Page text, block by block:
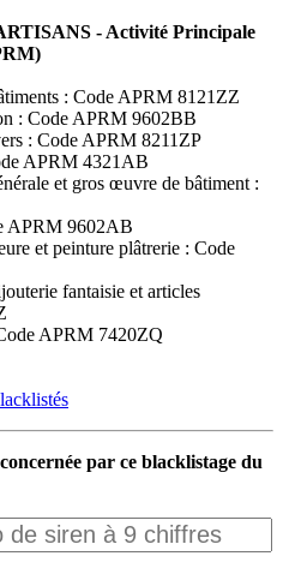
- Activité Principale
: Code APRM 8121ZZ
: Code APRM 9602BB
: Code APRM 8211ZP
APRM 4321AB
et gros œuvre de bâtiment :
APRM 9602AB
et peinture plâtrerie : Code
fantaisie et articles
APRM 7420ZQ
par ce blacklistage du